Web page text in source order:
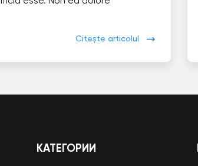
Citește articolul
КАТЕГОРИИ